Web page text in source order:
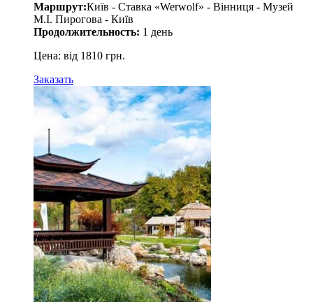
Маршрут:Київ - Ставка «Werwolf» - Вінниця - Музей
М.І. Пирогова - Київ
Продолжительность: 1 день
Цена: від 1810 грн.
Заказать